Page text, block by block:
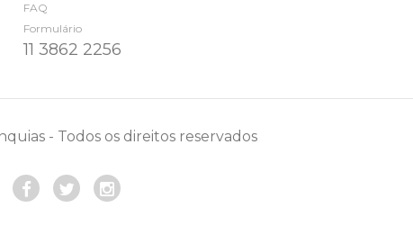
FAQ
Formulário
11 3862 2256
- Todos os direitos reservados